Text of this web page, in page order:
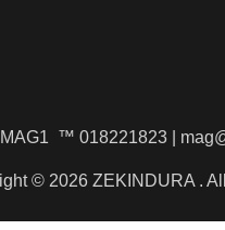
MAG1 ™ 018221823 |
© 2026 ZEKINDURA .